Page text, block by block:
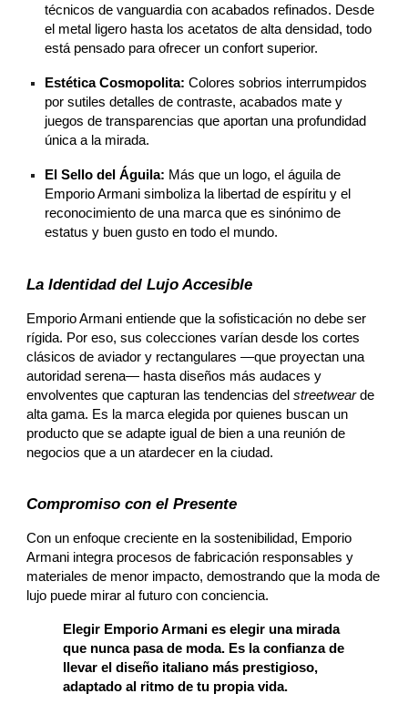
técnicos de vanguardia con acabados refinados. Desde
el metal ligero hasta los acetatos de alta densidad, todo
está pensado para ofrecer un confort superior.
Estética Cosmopolita: Colores sobrios interrumpidos
por sutiles detalles de contraste, acabados mate y
juegos de transparencias que aportan una profundidad
única a la mirada.
El Sello del Águila: Más que un logo, el águila de
Emporio Armani simboliza la libertad de espíritu y el
reconocimiento de una marca que es sinónimo de
estatus y buen gusto en todo el mundo.
La Identidad del Lujo Accesible
Emporio Armani entiende que la sofisticación no debe ser
rígida. Por eso, sus colecciones varían desde los cortes
clásicos de aviador y rectangulares —que proyectan una
autoridad serena— hasta diseños más audaces y
envolventes que capturan las tendencias delstreetwearde
alta gama. Es la marca elegida por quienes buscan un
producto que se adapte igual de bien a una reunión de
negocios que a un atardecer en la ciudad.
Compromiso con el Presente
Con un enfoque creciente en la sostenibilidad, Emporio
Armani integra procesos de fabricación responsables y
materiales de menor impacto, demostrando que la moda de
lujo puede mirar al futuro con conciencia.
Elegir Emporio Armani es elegir una mirada
que nunca pasa de moda. Es la confianza de
llevar el diseño italiano más prestigioso,
adaptado al ritmo de tu propia vida.